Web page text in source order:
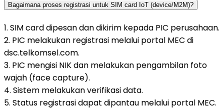
Bagaimana proses registrasi untuk SIM card IoT (device/M2M)?
1. SIM card dipesan dan dikirim kepada PIC perusahaan.
2. PIC melakukan registrasi melalui portal MEC di
dsc.telkomsel.com.
3. PIC mengisi NIK dan melakukan pengambilan foto
wajah (face capture).
4. Sistem melakukan verifikasi data.
5. Status registrasi dapat dipantau melalui portal MEC.